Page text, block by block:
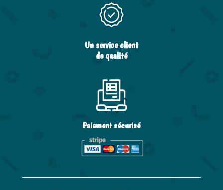
Un service client
de qualité
Paiement sécurisé